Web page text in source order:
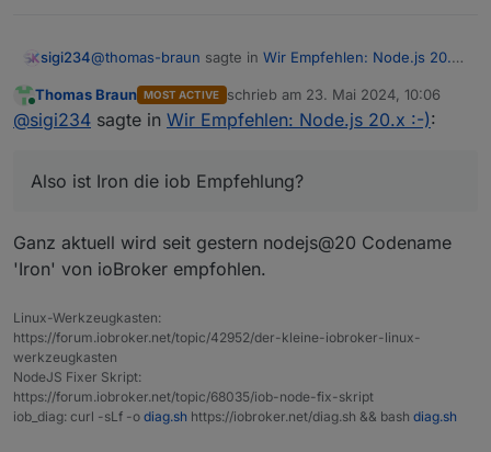
sigi234@thomas-braun sagte in Wir Empfehlen: Node.js 20.x
@amg_666
so wie sie ausgeliefert werden.
Von npm einfach die Finger lassen, die Version
kommt immer mit dem Hauptpaket 'nodejs'
Online
Thomas Braun MOST ACTIVE schrieb am 23. Mai 2024, 10:06
zuletzt editiert von
@sigi234 sagte in Wir Empfehlen: Node.js 20.x :-):
Also ist Iron die iob Empfehlung?
Ganz aktuell wird seit gestern nodejs@20 Codename
'Iron' von ioBroker empfohlen.
Linux-Werkzeugkasten:
https://forum.iobroker.net/topic/42952/der-kleine-iobroker-linux-
werkzeugkasten
NodeJS Fixer Skript:
https://forum.iobroker.net/topic/68035/iob-node-fix-skript
iob_diag: curl -sLf -o diag.sh https://iobroker.net/diag.sh && bash diag.sh